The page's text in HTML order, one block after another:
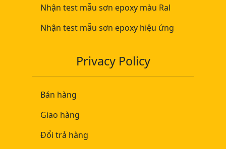
Nhận test mẫu sơn epoxy màu Ral
Nhận test mẫu sơn epoxy hiệu ứng
Privacy Policy
Bán hàng
Giao hàng
Đổi trả hàng